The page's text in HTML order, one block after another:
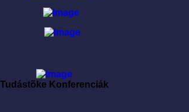
Tudástõke Konferenciák